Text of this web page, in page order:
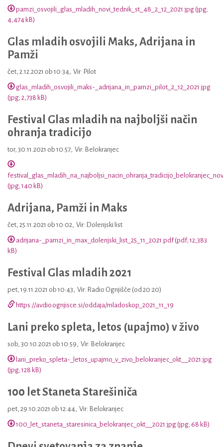
pamzi_osvojili_glas_mladih_novi_tednik_st_48_2_12_2021.jpg (jpg;
4,474 kB)
Glas mladih osvojili Maks, Adrijana in
Pamži
čet, 2.12.2021 ob 10:34, Vir: Pilot
glas_mladih_osvojili_maks-_adrijana_in_pamzi_pilot_2_12_2021.jpg
(jpg; 2,738 kB)
Festival Glas mladih na najboljši način
ohranja tradicijo
tor, 30.11.2021 ob 10:57, Vir: Belokranjec
(jpg; 140 kB)
Adrijana, Pamži in Maks
čet, 25.11.2021 ob 10:02, Vir: Dolenjski list
adrijana-_pamzi_in_max_dolenjski_list_25_11_2021.pdf (pdf; 12,383
kB)
Festival Glas mladih 2021
pet, 19.11.2021 ob 10:43, Vir: Radio Ognjišče (od 20:20)
https://avdio.ognjisce.si/oddaja/mladoskop_2021_11_19
Lani preko spleta, letos (upajmo) v živo
sob, 30.10.2021 ob 10:59, Vir: Belokranjec
lani_preko_spleta-_letos_upajmo_v_zivo_belokranjec_okt__2021.jpg
(jpg; 128 kB)
100 let Staneta Starešiniča
pet, 29.10.2021 ob 12:44, Vir: Belokranjec
100_let_staneta_staresinica_belokranjec_okt__2021.jpg (jpg; 68 kB)